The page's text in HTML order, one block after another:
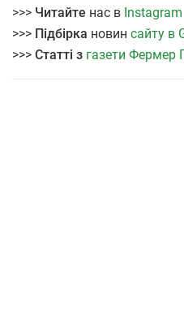
>>> Читайте нас в Instagram
>>> Підбірка новин сайту в
>>> Статті з газети Фермер